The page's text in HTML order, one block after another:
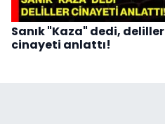
Sanık "Kaza" dedi, deliller
cinayeti anlattı!